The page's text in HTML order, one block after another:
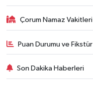
Çorum Namaz Vakitleri
Puan Durumu ve Fikstür
Son Dakika Haberleri